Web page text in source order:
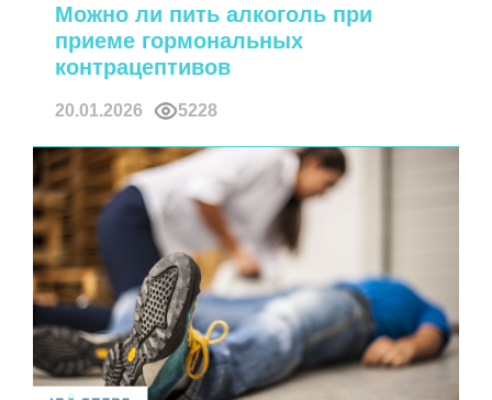
Можно ли пить алкоголь при
приеме гормональных
контрацептивов
20.01.2026 5228